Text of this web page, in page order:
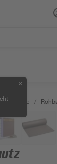
✕
Baustoffe /